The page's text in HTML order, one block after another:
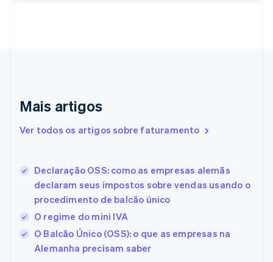
Mais artigos
Ver todos os artigos sobre faturamento
Declaração OSS: como as empresas alemãs
declaram seus impostos sobre vendas usando o
procedimento de balcão único
O regime do mini IVA
O Balcão Único (OSS): o que as empresas na
Alemanha precisam saber
Eslováquia
English
EnglishItaliano
Estados Unidos
EnglishEspañol简体中文
Estônia
Finlândia
EnglishSvenska
França
English